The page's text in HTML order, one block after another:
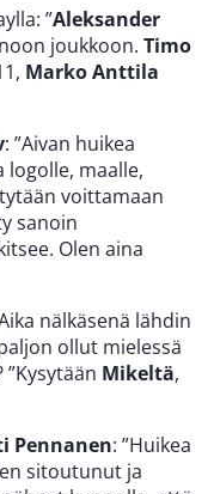
”Aleksander
joukkoon. Timo
Marko Anttila
: ”Aivan huikea
logolle, maalle,
voittamaan
sanoin
Olen aina
nälkäsenä lähdin
ollut mielessä
Mikeltä,
Pennanen: ”Huikea
sitoutunut ja